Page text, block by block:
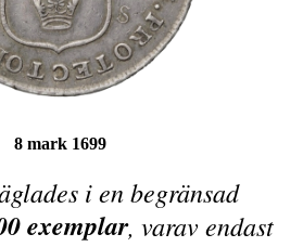
8 mark 1699
i en begränsad
exemplar, varav endast